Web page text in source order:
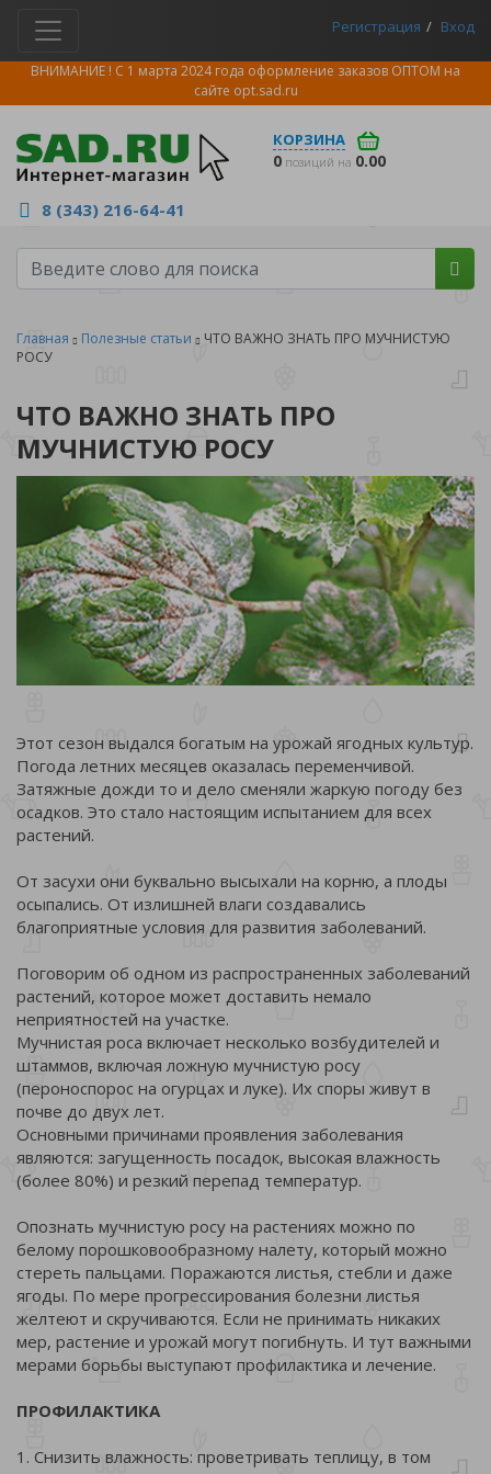
Регистрация Вход
ВНИМАНИЕ ! С 1 марта 2024 года оформление заказов ОПТОМ на
сайте opt.sad.ru
КОРЗИНА
0 позиций на 0.00
8 (343) 216-64-41
Главная Полезные статьи
ЧТО ВАЖНО ЗНАТЬ ПРО МУЧНИСТУЮ
РОСУ
ЧТО ВАЖНО ЗНАТЬ ПРО
МУЧНИСТУЮ РОСУ
Этот сезон выдался богатым на урожай ягодных культур.
Погода летних месяцев оказалась переменчивой.
Затяжные дожди то и дело сменяли жаркую погоду без
осадков. Это стало настоящим испытанием для всех
растений.
От засухи они буквально высыхали на корню, а плоды
осыпались. От излишней влаги создавались
благоприятные условия для развития заболеваний.
Поговорим об одном из распространенных заболеваний
растений, которое может доставить немало
неприятностей на участке.
Мучнистая роса включает несколько возбудителей и
штаммов, включая ложную мучнистую росу
(пероноспорос на огурцах и луке). Их споры живут в
почве до двух лет.
Основными причинами проявления заболевания
являются: загущенность посадок, высокая влажность
(более 80%) и резкий перепад температур.
Опознать мучнистую росу на растениях можно по
белому порошковообразному налету, который можно
стереть пальцами. Поражаются листья, стебли и даже
ягоды. По мере прогрессирования болезни листья
желтеют и скручиваются. Если не принимать никаких
мер, растение и урожай могут погибнуть. И тут важными
мерами борьбы выступают профилактика и лечение.
ПРОФИЛАКТИКА
1. Снизить влажность: проветривать теплицу, в том